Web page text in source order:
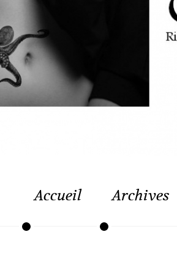
Accueil Archives